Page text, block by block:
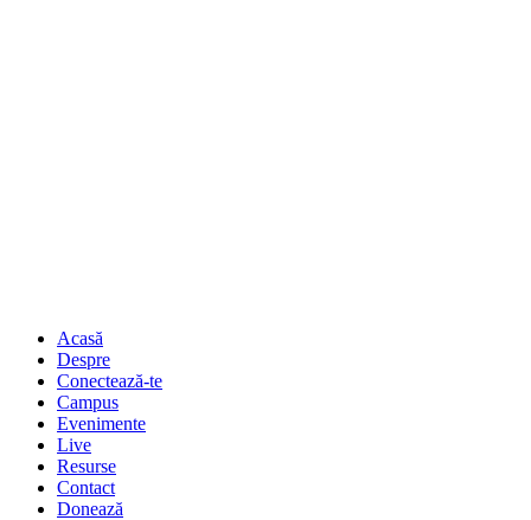
Acasă
Despre
Conectează-te
Campus
Evenimente
Live
Resurse
Contact
Donează